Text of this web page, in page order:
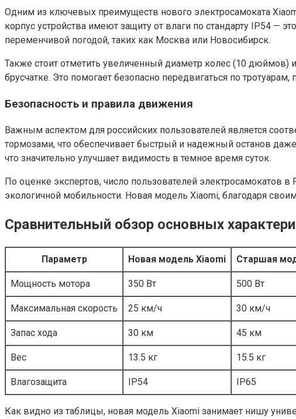
Одним из ключевых преимуществ нового электросамоката
корпус устройства имеют защиту от влаги по стандарту IP54 —
переменчивой погодой, таких как Москва или Новосибирск.
Также стоит отметить увеличенный диаметр колес (10 дюймов)
брусчатке. Это помогает безопасно передвигаться по
Безопасность и правила движения
Важным аспектом для российских пользователей является
тормозами, что обеспечивает быстрый и надежный останов
что значительно улучшает видимость в темное время суток.
По оценке экспертов, число пользователей электросамокатов
экологичной мобильности. Новая модель Xiaomi, благодаря
Сравнительный обзор основных
Параметр Новая модель Xiaomi Старшая
Мощность мотора 350 Вт 500 Вт
Максимальная скорость 25 км/ч 30 км/ч
Запас хода 30 км 45 км
Вес 13.5 кг 15.5 кг
Влагозащита IP54 IP65
Как видно из таблицы, новая модель Xiaomi занимает нишу